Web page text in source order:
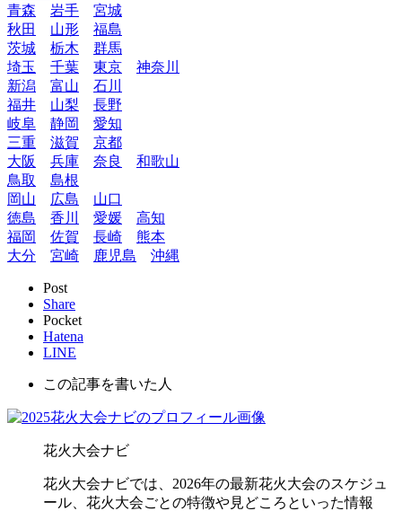
青森
岩手
宮城
秋田
山形
福島
茨城
栃木
群馬
埼玉
千葉 東京
神奈川
新潟
富山
石川
福井
山梨
長野
岐阜
静岡
愛知
三重
滋賀
京都
大阪
兵庫 奈良
和歌山
鳥取
島根
岡山
広島
山口
徳島
香川 愛媛
高知
福岡
佐賀 長崎
熊本
大分
宮崎 鹿児島 沖縄
Post
Share
Pocket
Hatena
LINE
この記事を書いた人
花火大会ナビ
花火大会ナビでは、2026年の最新花火大会のスケジュ
ール、花火大会ごとの特徴や見どころといった情報